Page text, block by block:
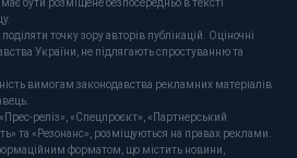
бути розміщене безпосередньо в тексті
точку зору авторів публікацій. Оціночні
України, не підлягають спростуванню та
вимогам законодавства рекламних матеріалів
реліз», «Спецпроєкт», «Партнерський
та «Резонанс», розміщуються на правах реклами.
форматом, що містить новини,